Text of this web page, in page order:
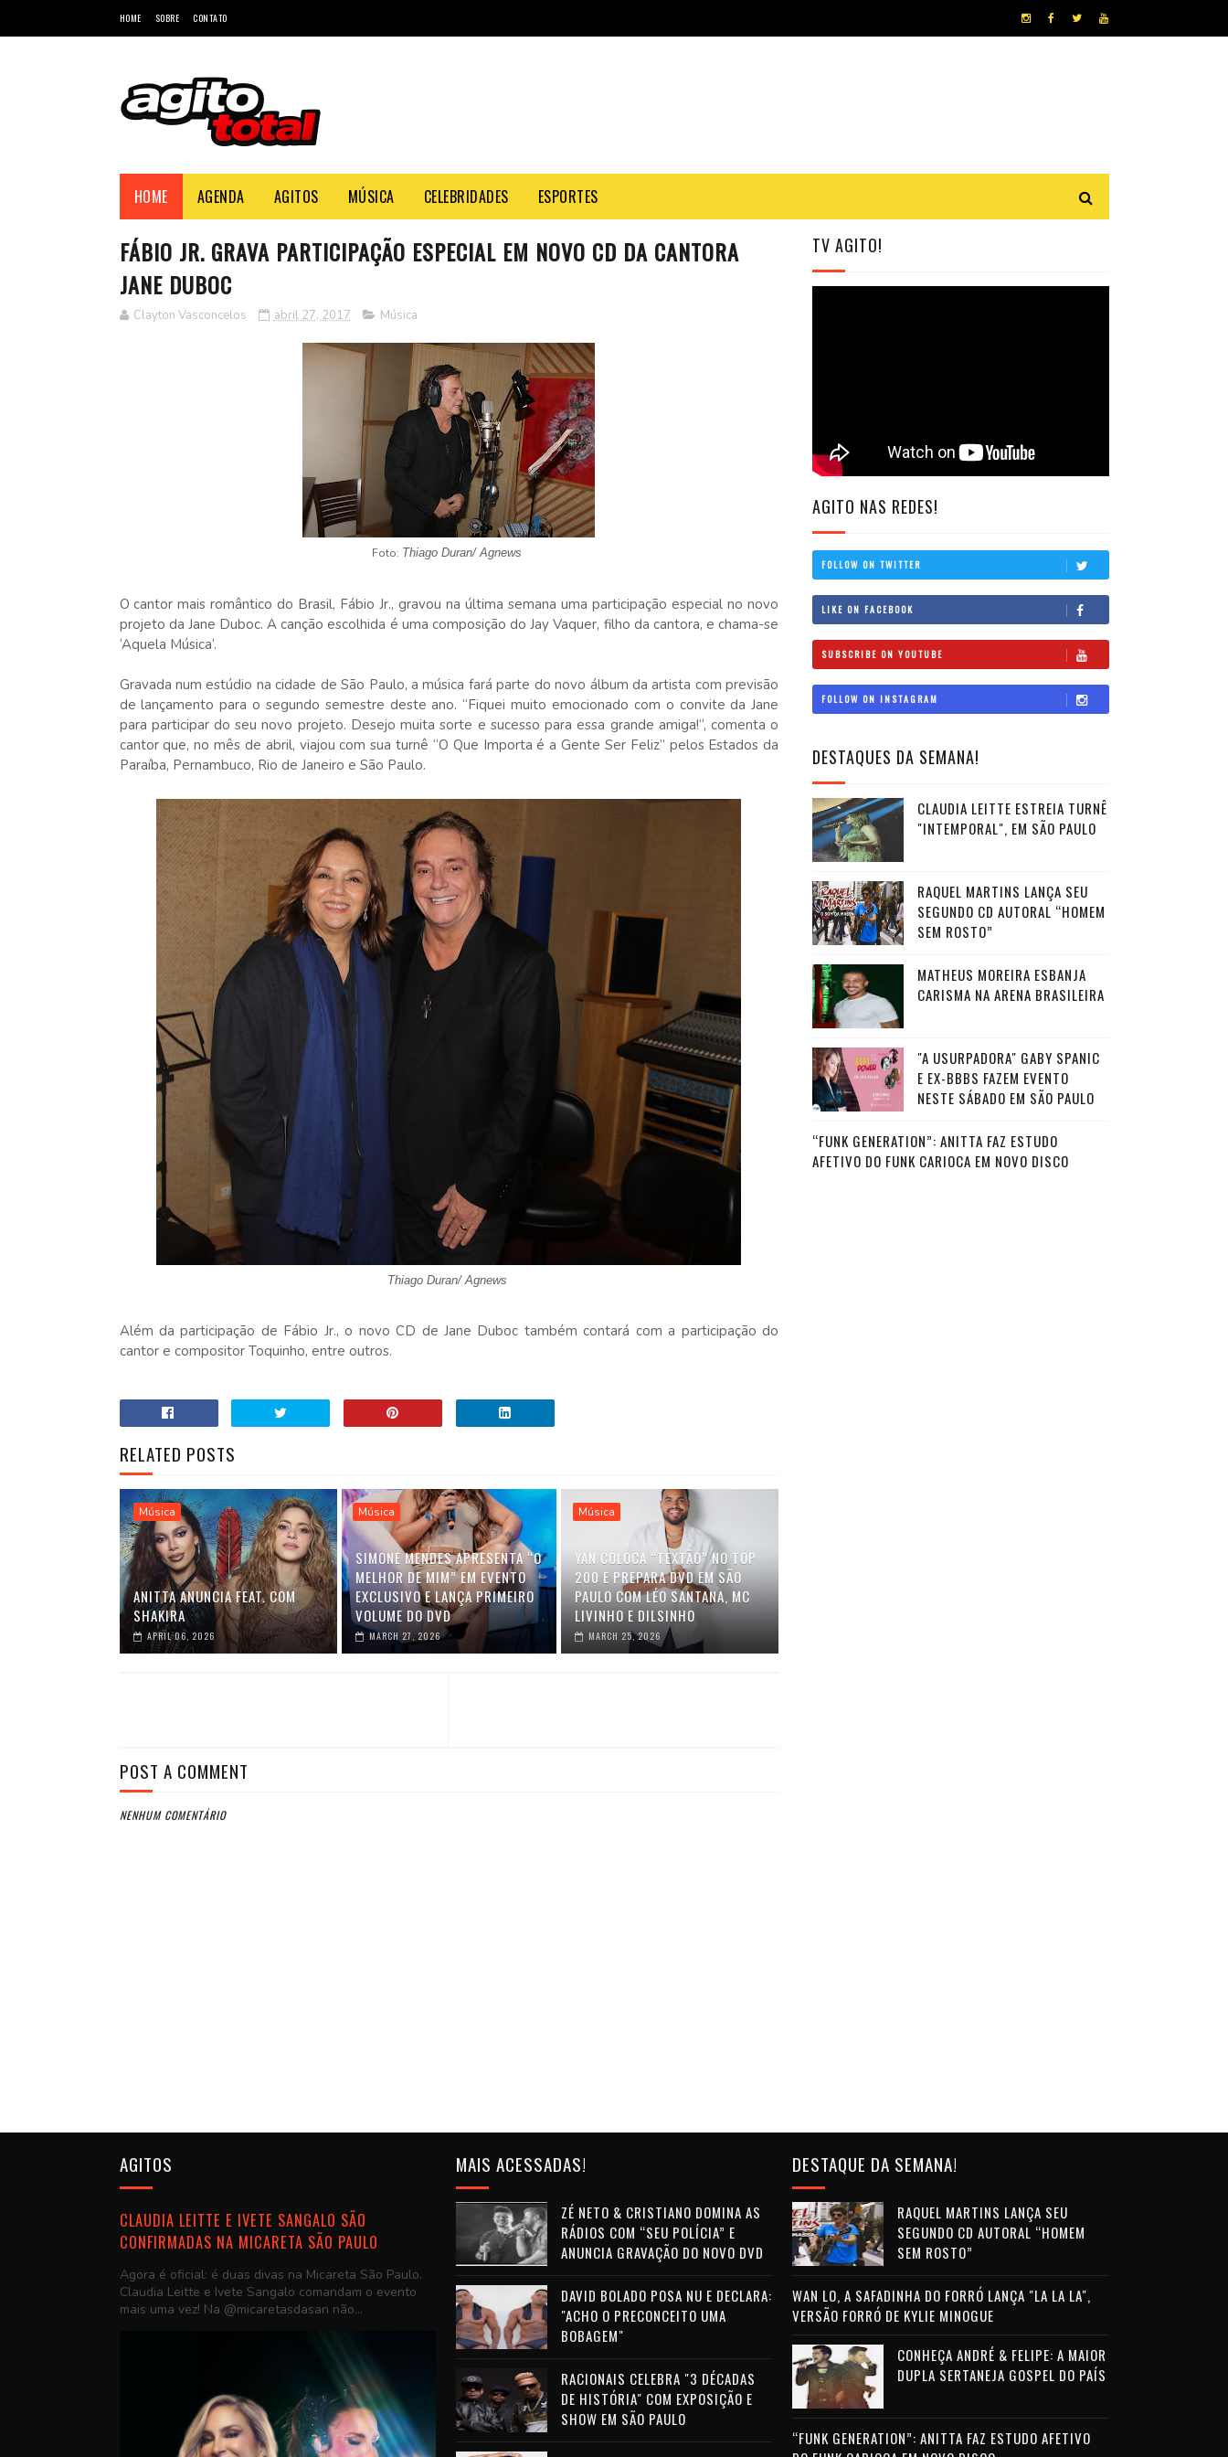
HOME SOBRE CONTATO
HOME AGENDA AGITOS MÚSICA CELEBRIDADES ESPORTES
FÁBIO JR. GRAVA PARTICIPAÇÃO ESPECIAL EM NOVO CD DA CANTORA
JANE DUBOC
Clayton Vasconcelos abril 27, 2017 Música
Foto: Thiago Duran/ Agnews
O cantor mais romântico do Brasil, Fábio Jr., gravou na última semana uma participação especial no novo
projeto da Jane Duboc. A canção escolhida é uma composição do Jay Vaquer, filho da cantora, e chama-se
‘Aquela Música’.
Gravada num estúdio na cidade de São Paulo, a música fará parte do novo álbum da artista com previsão
de lançamento para o segundo semestre deste ano. “Fiquei muito emocionado com o convite da Jane
para participar do seu novo projeto. Desejo muita sorte e sucesso para essa grande amiga!“, comenta o
cantor que, no mês de abril, viajou com sua turnê “O Que Importa é a Gente Ser Feliz” pelos Estados da
Paraíba, Pernambuco, Rio de Janeiro e São Paulo.
Thiago Duran/ Agnews
Além da participação de Fábio Jr., o novo CD de Jane Duboc também contará com a participação do
cantor e compositor Toquinho, entre outros.
RELATED POSTS
Música
ANITTA ANUNCIA FEAT. COM
SHAKIRA
APRIL 06, 2026
Música
SIMONE MENDES APRESENTA “O
MELHOR DE MIM” EM EVENTO
EXCLUSIVO E LANÇA PRIMEIRO
VOLUME DO DVD
MARCH 27, 2026
Música
YAN COLOCA “TEXTÃO” NO TOP
200 E PREPARA DVD EM SÃO
PAULO COM LÉO SANTANA, MC
LIVINHO E DILSINHO
MARCH 25, 2026
POST A COMMENT
NENHUM COMENTÁRIO
TV AGITO!
AGITO NAS REDES!
FOLLOW ON TWITTER
LIKE ON FACEBOOK
SUBSCRIBE ON YOUTUBE
FOLLOW ON INSTAGRAM
DESTAQUES DA SEMANA!
CLAUDIA LEITTE ESTREIA TURNÊ
"INTEMPORAL", EM SÃO PAULO
RAQUEL MARTINS LANÇA SEU
SEGUNDO CD AUTORAL “HOMEM
SEM ROSTO”
MATHEUS MOREIRA ESBANJA
CARISMA NA ARENA BRASILEIRA
"A USURPADORA" GABY SPANIC
E EX-BBBS FAZEM EVENTO
NESTE SÁBADO EM SÃO PAULO
“FUNK GENERATION”: ANITTA FAZ ESTUDO
AFETIVO DO FUNK CARIOCA EM NOVO DISCO
AGITOS
CLAUDIA LEITTE E IVETE SANGALO SÃO
CONFIRMADAS NA MICARETA SÃO PAULO
Agora é oficial: é duas divas na Micareta São Paulo.
Claudia Leitte e Ivete Sangalo comandam o evento
mais uma vez! Na @micaretasdasan não...
MAIS ACESSADAS!
ZÉ NETO & CRISTIANO DOMINA AS
RÁDIOS COM “SEU POLÍCIA” E
ANUNCIA GRAVAÇÃO DO NOVO DVD
DAVID BOLADO POSA NU E DECLARA:
"ACHO O PRECONCEITO UMA
BOBAGEM"
RACIONAIS CELEBRA "3 DÉCADAS
DE HISTÓRIA" COM EXPOSIÇÃO E
SHOW EM SÃO PAULO
DESTAQUE DA SEMANA!
RAQUEL MARTINS LANÇA SEU
SEGUNDO CD AUTORAL “HOMEM
SEM ROSTO”
WAN LO, A SAFADINHA DO FORRÓ LANÇA "LA LA LA",
VERSÃO FORRÓ DE KYLIE MINOGUE
CONHEÇA ANDRÉ & FELIPE: A MAIOR
DUPLA SERTANEJA GOSPEL DO PAÍS
“FUNK GENERATION”: ANITTA FAZ ESTUDO AFETIVO